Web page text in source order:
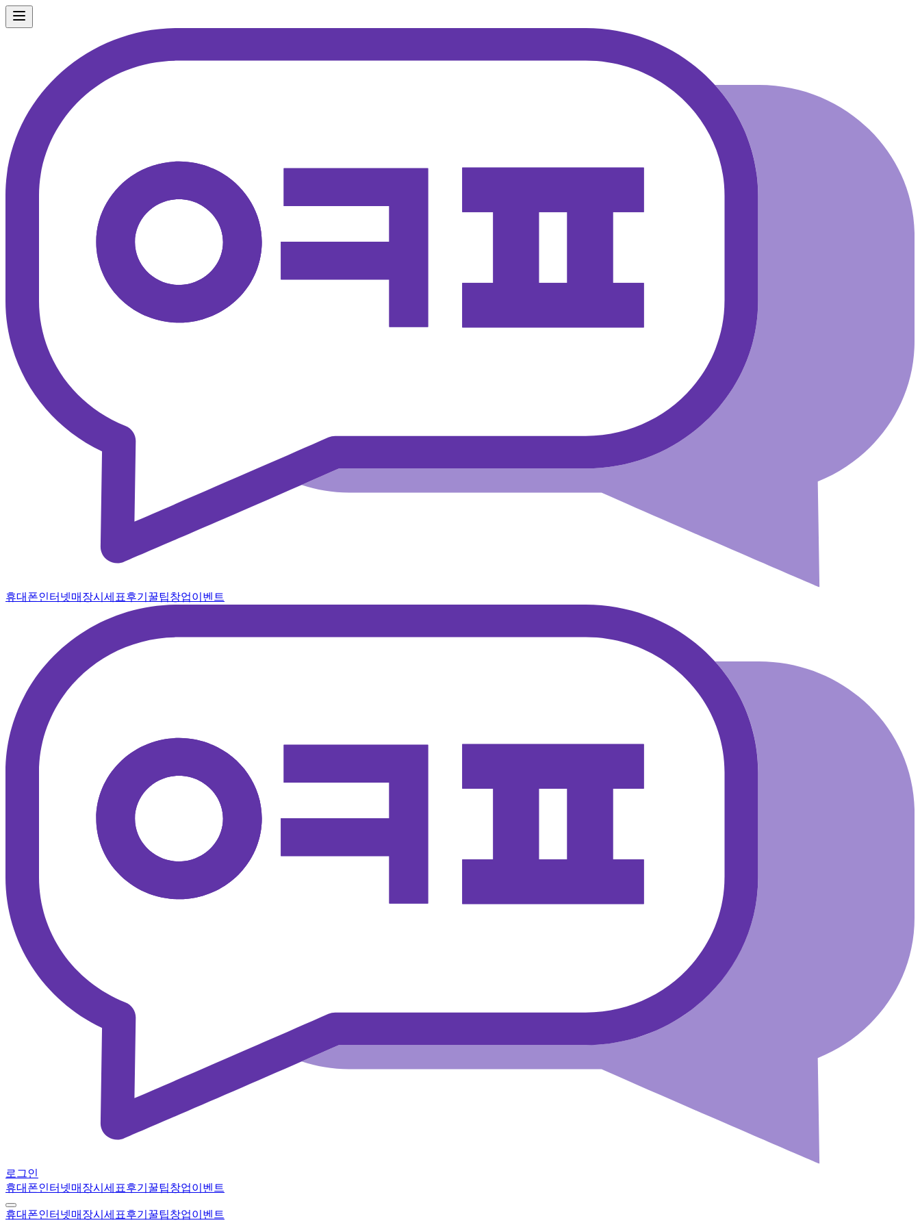
휴대폰인터넷매장시세표후기 꿀팁창업이벤트
로그인
휴대폰인터넷매장시세표후기 꿀팁창업이벤트
휴대폰인터넷매장시세표후기 꿀팁창업이벤트